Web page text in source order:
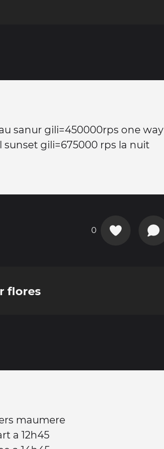
sanur gili=450000rps one way
sunset gili=675000 rps la nuit
0
flores
maumere
a 12h45